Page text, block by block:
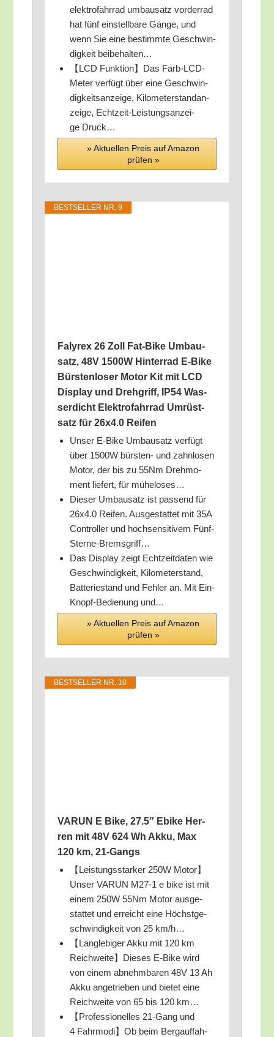
elek­tro­fahr­rad umbau­satz vor­der­rad
hat fünf ein­stell­ba­re Gän­ge, und
wenn Sie eine bestimm­te Geschwin­
dig­keit beibehalten…
【LCD Funktion】Das Farb-LCD-
Meter ver­fügt über eine Geschwin­
dig­keits­an­zei­ge, Kilo­me­ter­stand­an­
zei­ge, Echt­zeit-Leis­tungs­an­zei­
ge Druck…
» Aktu­el­len Preis auf Ama­zon
prü­fen »
BEST­SEL­LER NR. 9
Falyrex 26 Zoll Fat-Bike Umbau­
satz, 48V 1500W Hin­ter­rad E‑Bike
Bürs­ten­lo­ser Motor Kit mit LCD
Dis­play und Dreh­griff, IP54 Was­
ser­dicht Elek­tro­fahr­rad Umrüst­
satz für 26x4.0 Reifen
Unser E‑Bike Umbau­satz ver­fügt
über 1500W bürs­ten- und zahn­lo­sen
Motor, der bis zu 55Nm Dreh­mo­
ment lie­fert, für müheloses…
Die­ser Umbau­satz ist pas­send für
26x4.0 Rei­fen. Aus­ge­stat­tet mit 35A
Con­trol­ler und hoch­sen­si­ti­vem Fünf-
Sterne-Bremsgriff…
Das Dis­play zeigt Echt­zeit­da­ten wie
Geschwin­dig­keit, Kilo­me­ter­stand,
Bat­te­rie­stand und Feh­ler an. Mit Ein-
Knopf-Bedie­nung und…
» Aktu­el­len Preis auf Ama­zon
prü­fen »
BEST­SEL­LER NR. 10
VARUN E Bike, 27.5″ Ebike Her­
ren mit 48V 624 Wh Akku, Max
120 km, 21-Gangs
【Leis­tungs­star­ker 250W Motor】
Unser VARUN M27‑1 e bike ist mit
einem 250W 55Nm Motor aus­ge­
stat­tet und erreicht eine Höchst­ge­
schwin­dig­keit von 25 km/​h…
【Lang­le­bi­ger Akku mit 120 km
Reichweite】Dieses E‑Bike wird
von einem abnehm­ba­ren 48V 13 Ah
Akku ange­trie­ben und bie­tet eine
Reich­wei­te von 65 bis 120 km…
【Pro­fes­sio­nel­les 21-Gang und
4 Fahrmodi】Ob beim Berg­auf­fah­